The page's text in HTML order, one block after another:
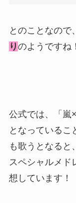
とのことなので、
りのようですね！
公式では、「嵐
となっているこ
も歌うとなると
スペシャルメド
想しています！